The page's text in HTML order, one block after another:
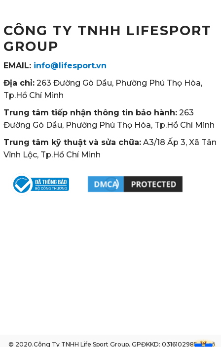
CÔNG TY TNHH LIFESPORT
GROUP
EMAIL: info@lifesport.vn
Địa chỉ: 263 Đường Gò Dầu, Phường Phú Thọ Hòa,
Tp.Hồ Chí Minh
Trung tâm tiếp nhận thông tin bảo hành: 263
Đường Gò Dầu, Phường Phú Thọ Hòa, Tp.Hồ Chí Minh
Trung tâm kỹ thuật và sửa chữa: A3/18 Ấp 3, Xã Tân
Vĩnh Lộc, Tp.Hồ Chí Minh
© 2020.Công Ty TNHH Life Sport Group. GPĐKKD: 0316102985 do sở